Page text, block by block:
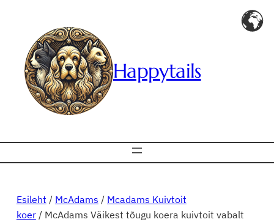
Happytails
Esileht / McAdams / Mcadams Kuivtoit
koer/ McAdams Väikest tõugu koera kuivtoit vabalt